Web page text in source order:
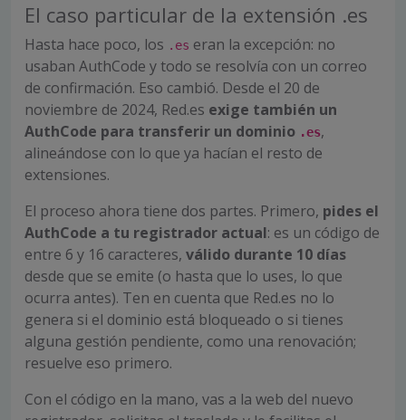
El caso particular de la extensión .es
Hasta hace poco, los .es eran la excepción: no
usaban AuthCode y todo se resolvía con un correo
de confirmación. Eso cambió. Desde el 20 de
noviembre de 2024, Red.es exige también un
AuthCode para transferir un dominio .es,
alineándose con lo que ya hacían el resto de
extensiones.
El proceso ahora tiene dos partes. Primero, pides el
AuthCode a tu registrador actual: es un código de
entre 6 y 16 caracteres, válido durante 10 días
desde que se emite (o hasta que lo uses, lo que
ocurra antes). Ten en cuenta que Red.es no lo
genera si el dominio está bloqueado o si tienes
alguna gestión pendiente, como una renovación;
resuelve eso primero.
Con el código en la mano, vas a la web del nuevo